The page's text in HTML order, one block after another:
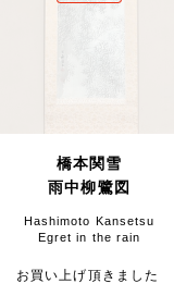
橋本関雪
雨中柳鷺図
Hashimoto Kansetsu
Egret in the rain
お買い上げ頂きました